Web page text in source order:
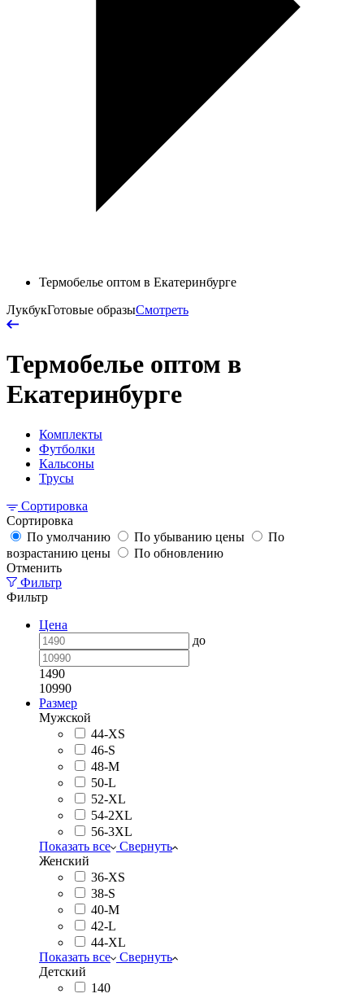
Термобелье оптом в Екатеринбурге
ЛукбукГотовые образыСмотреть
Термобелье оптом в
Екатеринбурге
Комплекты
Футболки
Кальсоны
Трусы
Сортировка
Сортировка
По умолчанию
По убыванию цены
По
возрастанию цены
По обновлению
Отменить
Фильтр
Фильтр
Цена
до
1490
10990
Размер
Мужской
44-XS
46-S
48-M
50-L
52-XL
54-2XL
56-3XL
Показать все
Свернуть
Женский
36-XS
38-S
40-M
42-L
44-XL
Показать все
Свернуть
Детский
140